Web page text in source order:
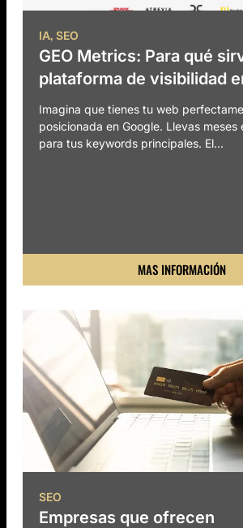
IA, SEO
GEO Metrics: Para qué
plataforma de visibilidad
Imagina que tienes tu web
posicionada en Google. Llevas meses
para tus keywords principales. El...
MAS INFORMACIÓN
SEO
Empresas que ofrecen